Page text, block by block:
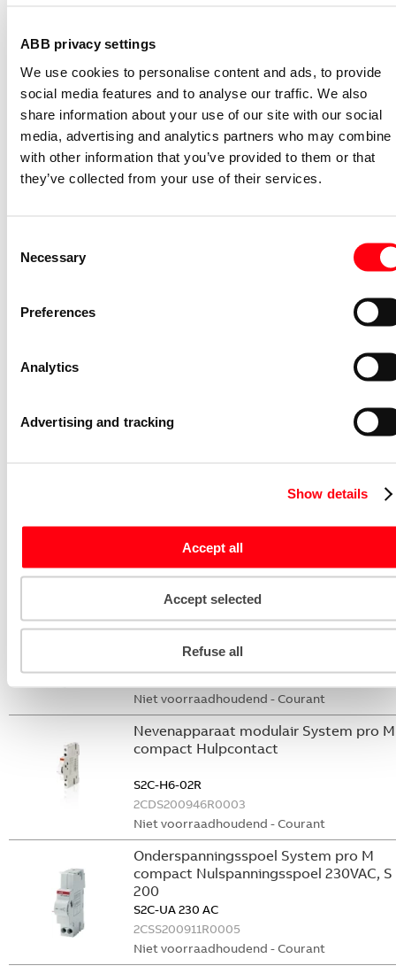
ABB privacy settings
We use cookies to personalise content and ads, to provide
social media features and to analyse our traffic. We also
share information about your use of our site with our social
media, advertising and analytics partners who may combine
with other information that you’ve provided to them or that
they’ve collected from your use of their services.
Selection
Necessary
Preferences
Analytics
Advertising and tracking
Show details
Accept all
Accept selected
Refuse all
2CDS200936R0001
Niet voorraadhoudend - Courant
Nevenapparaat modulair System pro M
compact Hulpcontact aan de
2NO
S2C-H6-20R
2CDS200946R0002
M compact CMS sensor 40A TRMS
vermogensschakelaar System pro M
GHS2001901R0003
M compact CMS sensor 20A TRMS
2CCA880102R0001
Niet voorraadhoudend - Courant
Nevenapparaat modulair System pro M
compact Hulpcontact 2M
S2C-H20L
Niet voorraadhoudend - Courant
Nevenapparaat modulair System pro M
compact Hulpcontact
S2C-H6-02R
2CDS200946R0003
Niet voorraadhoudend - Courant
Onderspanningsspoel System pro M
compact Nulspanningsspoel 230VAC, S
200
S2C-UA 230 AC
2CSS200911R0005
Niet voorraadhoudend - Courant